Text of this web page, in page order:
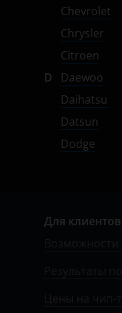
Volkswagen
Volvo
Vortex
Zotye
ZX
ВАЗ (LADA)
Chevrolet
Chrysler
Citroen
D
Daewoo
Daihatsu
Datsun
Dodge
Для клиентов